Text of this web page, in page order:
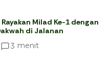
Milad Ke-1 dengan
di Jalanan
3 menit